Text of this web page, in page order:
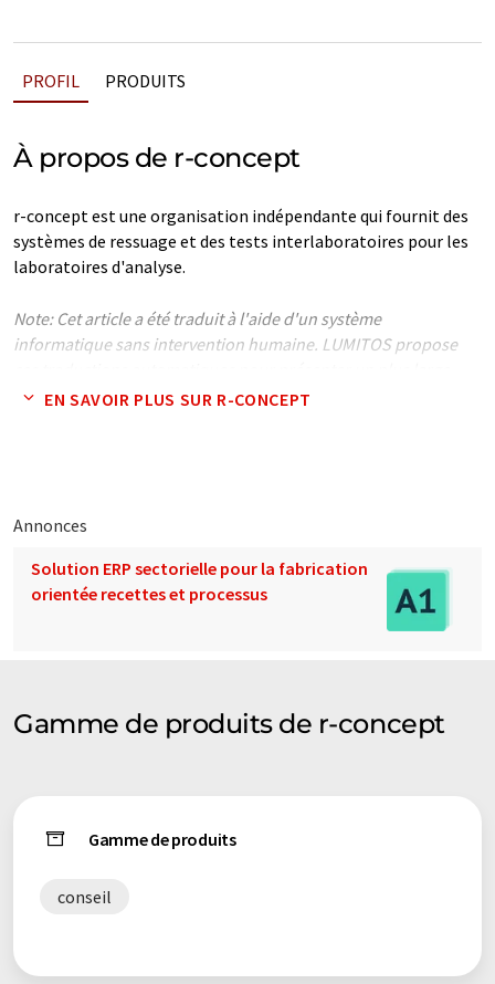
PROFIL PRODUITS
À propos de r-concept
r-concept est une organisation indépendante qui fournit des
systèmes de ressuage et des tests interlaboratoires pour les
laboratoires d'analyse.
Note: Cet article a été traduit à l'aide d'un système
informatique sans intervention humaine. LUMITOS propose
éventail de présentations d'entreprise. Comme cet article a été
EN SAVOIR PLUS SUR R-CONCEPT
Annonces
Solution ERP sectorielle pour la fabrication
orientée recettes et processus
Gamme de produits de r-concept
Gamme de produits
conseil